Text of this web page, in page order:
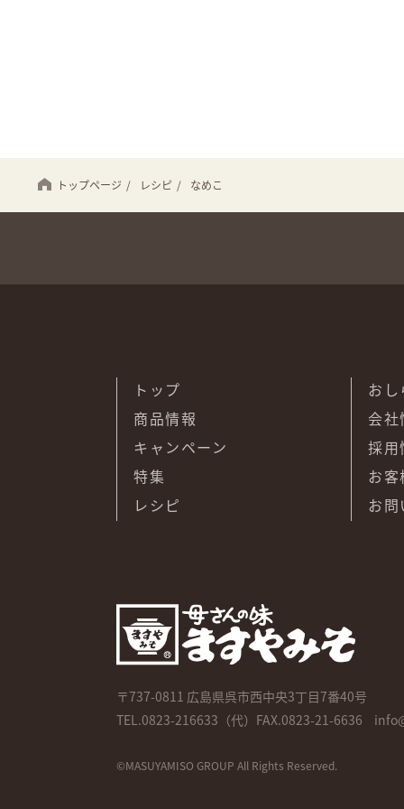
トップページ / レシピ / なめこ
トップ
商品情報
キャンペーン
特集
レシピ
お
会
採用
お
お
〒737-0811 広島県呉市西中央3丁目7番40号
TEL.0823-216633 （代）FAX.0823-21-6636
©MASUYAMISO GROUP All Rights Reserved.